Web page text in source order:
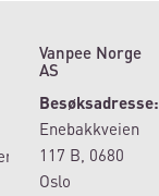
Vanpee Norge
AS
Besøksadresse:
Enebakkveien
117 B, 0680
Oslo